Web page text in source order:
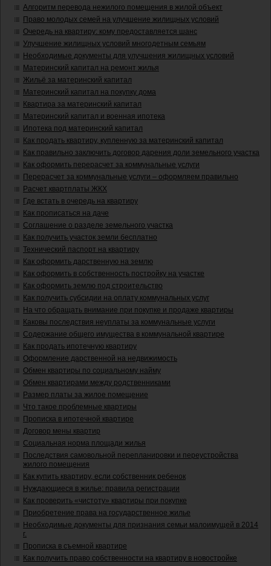
Алгоритм перевода нежилого помещения в жилой объект
Право молодых семей на улучшение жилищных условий
Очередь на квартиру: кому предоставляется шанс
Улучшение жилищных условий многодетным семьям
Необходимые документы для улучшения жилищных условий
Материнский капитал на ремонт жилья
Жильё за материнский капитал
Материнский капитал на покупку дома
Квартира за материнский капитал
Материнский капитал и военная ипотека
Ипотека под материнский капитал
Как продать квартиру, купленную за материнский капитал
Как правильно заключить договор дарения доли земельного участка
Как оформить перерасчет за коммунальные услуги
Перерасчет за коммунальные услуги – оформляем правильно
Расчет квартплаты ЖКХ
Где встать в очередь на квартиру
Как прописаться на даче
Соглашение о разделе земельного участка
Как получить участок земли бесплатно
Технический паспорт на квартиру
Как оформить дарственную на землю
Как оформить в собственность постройку на участке
Как оформить землю под строительство
Как получить субсидии на оплату коммунальных услуг
На что обращать внимание при покупке и продаже квартиры
Каковы последствия неуплаты за коммунальные услуги
Содержание общего имущества в коммунальной квартире
Как продать ипотечную квартиру
Оформление дарственной на недвижимость
Обмен квартиры по социальному найму
Обмен квартирами между родственниками
Размер платы за жилое помещение
Что такое проблемные квартиры
Прописка в ипотечной квартире
Договор мены квартир
Социальная норма площади жилья
Последствия самовольной перепланировки и переустройства
жилого помещения
Как купить квартиру, если собственник ребенок
Нуждающиеся в жилье: правила регистрации
Как проверить «чистоту» квартиры при покупке
Приобретение права на государственное жилье
Необходимые документы для признания семьи малоимущей в 2014
г.
Прописка в съемной квартире
Как получить право собственности на квартиру в новостройке